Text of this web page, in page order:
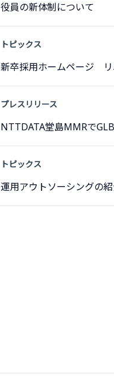
役員の新体制について
トピックス
新卒採用ホームページ リ
プレスリリース
NTTDATA堂島MMRで
トピックス
運用アウトソーシングの